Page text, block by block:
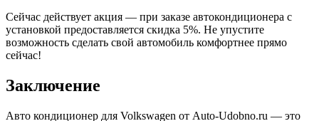
Сейчас действует акция — при заказе автокондиционера с
установкой предоставляется скидка 5%. Не упустите
возможность сделать свой автомобиль комфортнее прямо
сейчас!
Заключение
Авто кондиционер для Volkswagen от Auto-Udobno.ru — это